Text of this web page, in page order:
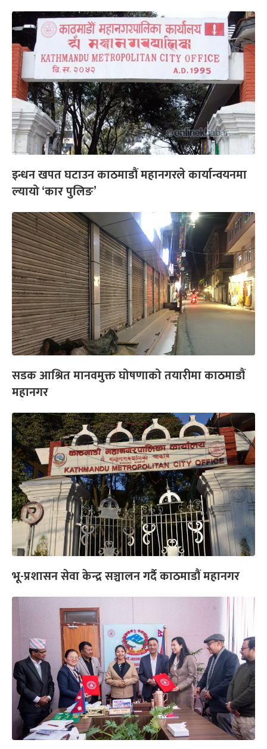
इन्धन खपत घटाउन काठमाडौं महानगरले कार्यान्वयनमा
ल्यायो ‘कार पुलिङ’
सडक आश्रित मानवमुक्त घोषणाको तयारीमा काठमाडौं
महानगर
भू-प्रशासन सेवा केन्द्र सञ्चालन गर्दै काठमाडौं महानगर